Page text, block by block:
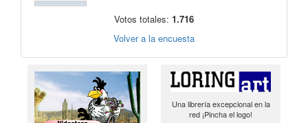
Votos totales: 1.716
Volver a la encuesta
Una librería excepcional en la
red ¡Pincha el logo!